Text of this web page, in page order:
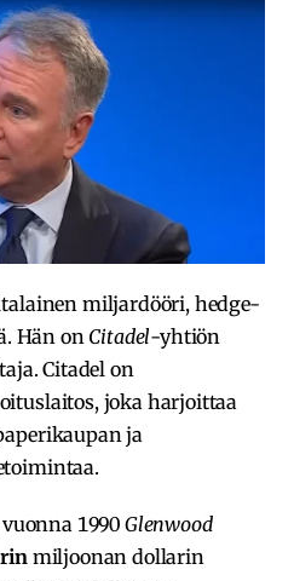
miljardööri, hedge-
Hän on Citadel-yhtiön
Citadel on
joka harjoittaa
ja
1990 Glenwood
miljoonan dollarin